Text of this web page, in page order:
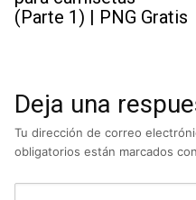
(Parte 1) | PNG Gratis
Deja una
Tu dirección de correo
obligatorios están marcados con